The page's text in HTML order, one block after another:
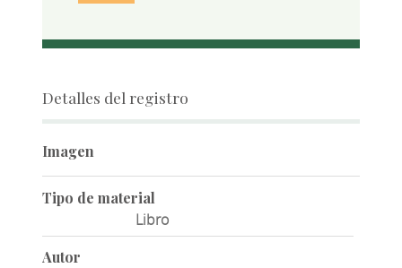
Detalles del registro
Imagen
Tipo de material
Libro
Autor